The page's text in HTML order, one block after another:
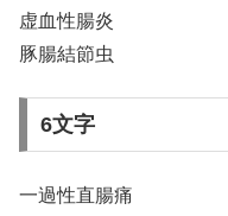
虚血性腸炎
豚腸結節虫
6文字
一過性直腸痛